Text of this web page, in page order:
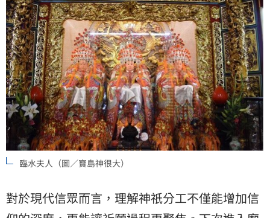
臨水夫人（圖／寶島神很大）
對於現代信眾而言，理解神祇分工不僅能增加信